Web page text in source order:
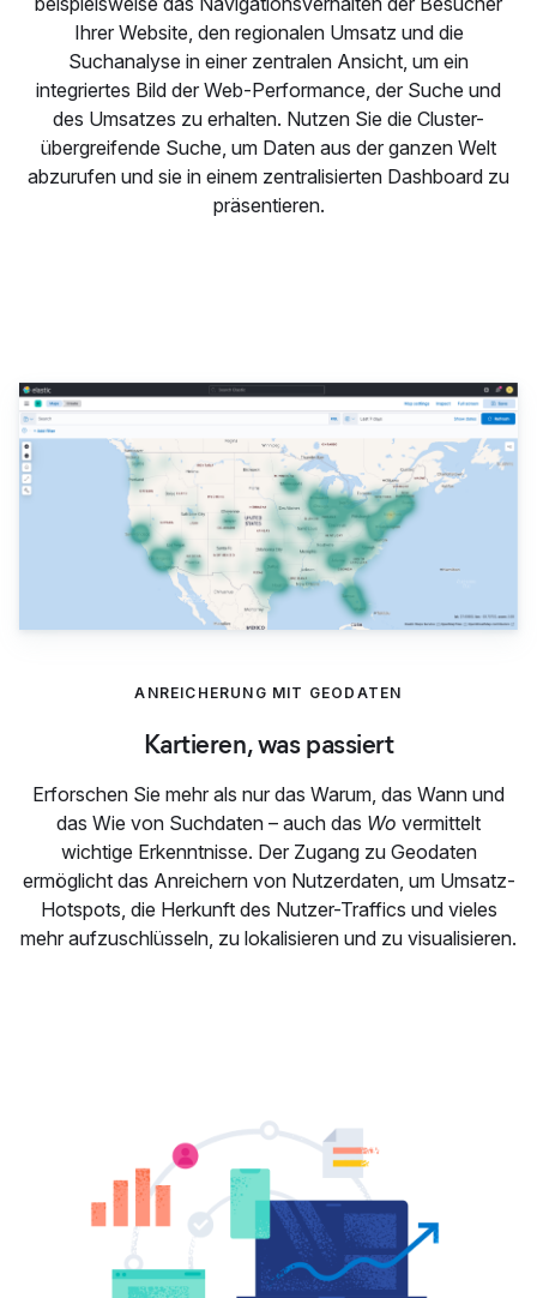
Ihrer Website, den regionalen Umsatz und die
Suchanalyse in einer zentralen Ansicht, um ein
integriertes Bild der Web-Performance, der Suche und
des Umsatzes zu erhalten. Nutzen Sie die Cluster-
übergreifende Suche, um Daten aus der ganzen Welt
abzurufen und sie in einem zentralisierten Dashboard zu
präsentieren.
ANREICHERUNG MIT GEODATEN
Kartieren, was passiert
Erforschen Sie mehr als nur das Warum, das Wann und
das Wie von Suchdaten – auch das Wo vermittelt
wichtige Erkenntnisse. Der Zugang zu Geodaten
ermöglicht das Anreichern von Nutzerdaten, um Umsatz-
Hotspots, die Herkunft des Nutzer-Traffics und vieles
mehr aufzuschlüsseln, zu lokalisieren und zu visualisieren.